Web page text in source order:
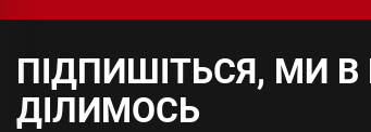
ПІДПИШІТЬСЯ, МИ
ДІЛИМОСЬ